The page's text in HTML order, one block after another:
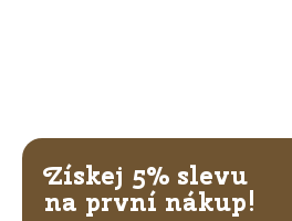
Získej 5% slevu
na první nákup!